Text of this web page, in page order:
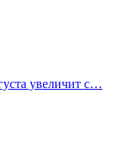
увеличит с…